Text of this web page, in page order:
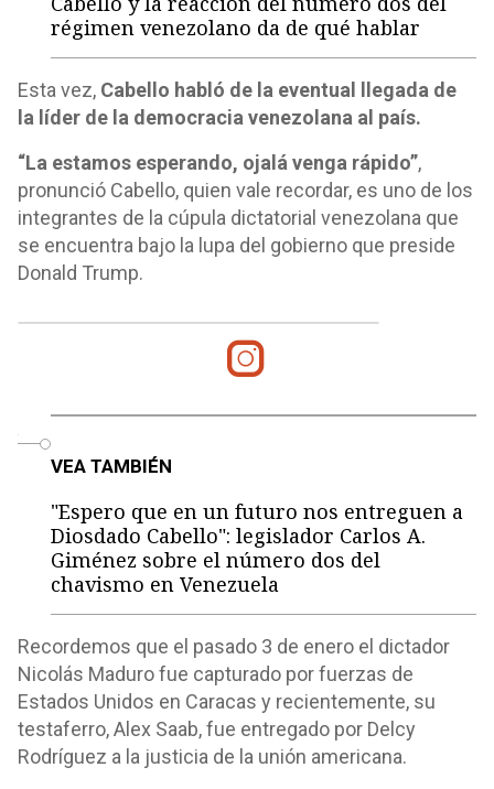
régimen venezolano da de qué hablar
Esta vez, Cabello habló de la eventual llegada de
la líder de la democracia venezolana al país.
“La estamos esperando, ojalá venga rápido”,
pronunció Cabello, quien vale recordar, es uno de los
integrantes de la cúpula dictatorial venezolana que
se encuentra bajo la lupa del gobierno que preside
Donald Trump.
VEA TAMBIÉN
"Espero que en un futuro nos entreguen a
Diosdado Cabello": legislador Carlos A.
Giménez sobre el número dos del
chavismo en Venezuela
Recordemos que el pasado 3 de enero el dictador
Nicolás Maduro fue capturado por fuerzas de
Estados Unidos en Caracas y recientemente, su
testaferro, Alex Saab, fue entregado por Delcy
Rodríguez a la justicia de la unión americana.